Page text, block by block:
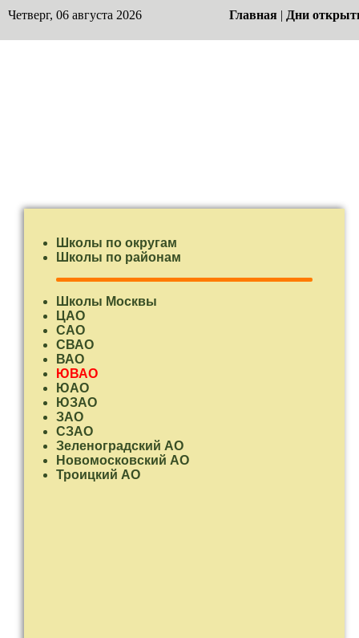
Четверг, 06 августа 2026 Главная | Дни
Школы по округам
Школы по районам
Школы Москвы
ЦАО
САО
СВАО
ВАО
ЮВАО
ЮАО
ЮЗАО
ЗАО
СЗАО
Зеленоградский АО
Новомосковский АО
Троицкий АО